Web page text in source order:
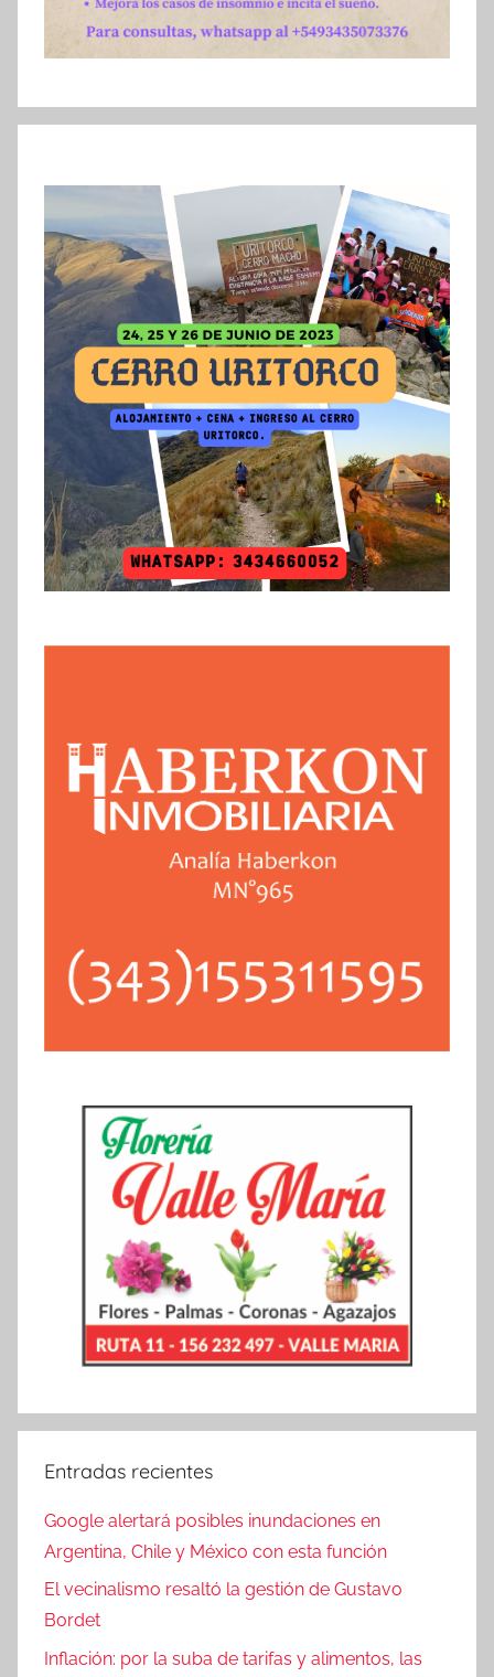
Entradas recientes
Google alertará posibles inundaciones en
Argentina, Chile y México con esta función
El vecinalismo resaltó la gestión de Gustavo
Bordet
Inflación: por la suba de tarifas y alimentos, las